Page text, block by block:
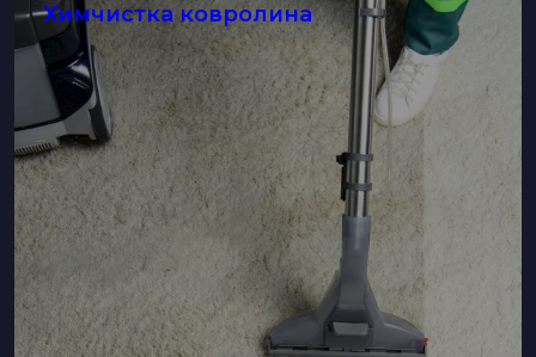
Химчистка ковролина